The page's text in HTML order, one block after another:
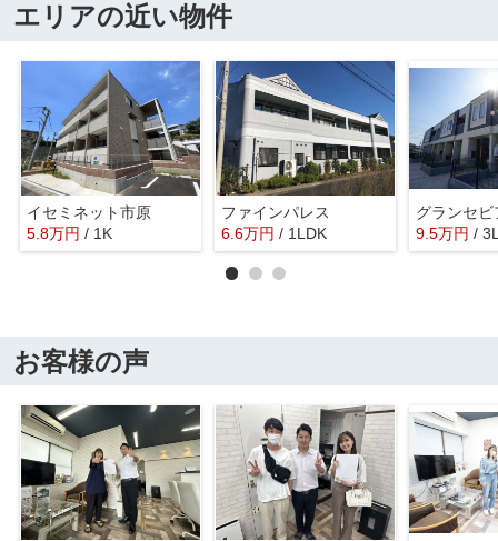
エリアの近い物件
イセミネット市原
5.8万円 / 1K
ファインパレス
6.6万円 / 1LDK
グランセビ
9.5万円 /
お客様の声